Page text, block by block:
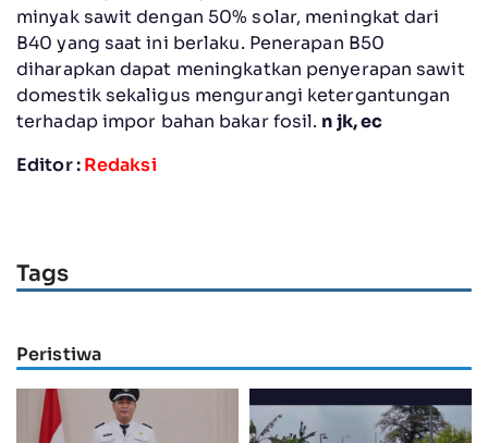
minyak sawit dengan 50% solar, meningkat dari
B40 yang saat ini berlaku. Penerapan B50
diharapkan dapat meningkatkan penyerapan sawit
domestik sekaligus mengurangi ketergantungan
terhadap impor bahan bakar fosil. n jk, ec
Editor :Redaksi
Tags
Peristiwa